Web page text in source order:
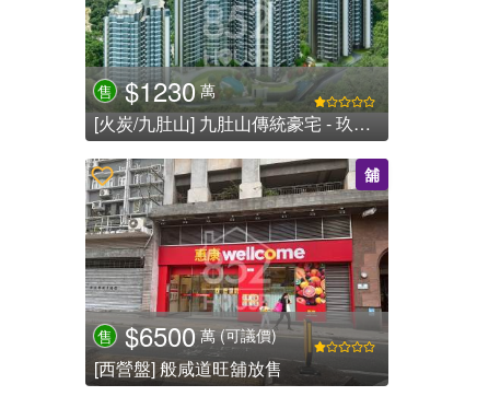
售 $1230 萬
[火炭/九肚山] 九肚山傳統豪宅 - 玖瓏山
舖
售 $6500 萬 (可議價)
[西營盤] 般咸道旺舖放售